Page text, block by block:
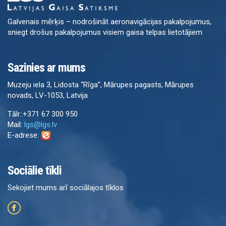
Galvenais mērķis – nodrošināt aeronavigācijas pakalpojumus,
sniegt drošus pakalpojumus visiem gaisa telpas lietotājiem
Sazinies ar mums
Muzeju iela 3, Lidosta “Rīga”, Mārupes pagasts, Mārupes
novads, LV-1053, Latvija
Tālr.:+371 67 300 950
Mail: lgs@lgs.lv
E-adrese:
Sociālie tīkli
Sekojiet mums arī sociālajos tīklos